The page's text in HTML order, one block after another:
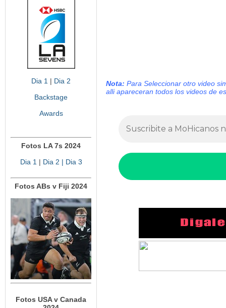
Dia 1 | Dia 2
Backstage
Awards
Fotos LA 7s 2024
Dia 1 | Dia 2 | Dia 3
Fotos ABs v Fiji 2024
Fotos USA v Canada
Nota: Para Seleccionar otro video
alli apareceran todos los videos de